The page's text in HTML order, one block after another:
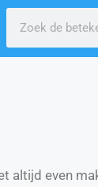
altijd even